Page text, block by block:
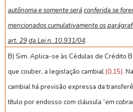
autônoma e somente seráconferida se
mencionados cumulativamente os
art. 29da Lei n. 10.931/04.
B) Sim. Aplica-se às Cédulas de Crédito
que couber, a legislação cambial(0,15).
cambial há previsão expressa da
título por endosso com cláusula “em